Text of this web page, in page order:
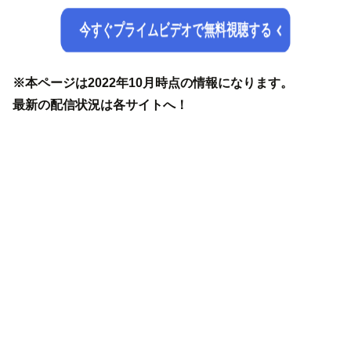
今すぐプライムビデオで無料視聴する
※本ページは2022年10月時点の情報になります。
最新の配信状況は各サイトへ！